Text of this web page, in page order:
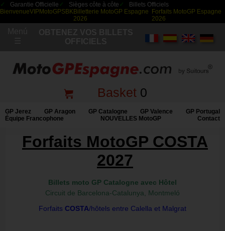
Garantie Officielle Sièges côte à côte
Billets Officiels
BienvenueVIP MotoGPSBKBilletterie MotoGP Espagne
2026
Forfaits MotoGP Espagne
2026
Basket0
GP Jerez GP Aragon GP Catalogne GP Valence
GP Portugal
Équipe Francophone
NOUVELLES MotoGP Contact
Forfaits MotoGP COSTA
2027
Billets moto GP Catalogne avec Hôtel
Circuit de Barcelona-Catalunya, Montmeló
Forfaits COSTA/hôtels entre Calella et Malgrat